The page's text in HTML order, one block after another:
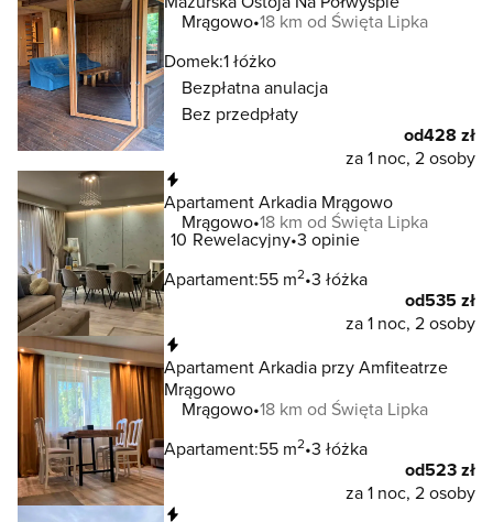
Mrągowo 18 km od Święta Lipka
Domek:1 łóżko
Bezpłatna anulacja
Bez przedpłaty
od428 zł
za 1 noc, 2 osoby
Apartament Arkadia Mrągowo
Mrągowo 18 km od Święta Lipka
10 Rewelacyjny 3 opinie
Apartament:55 m2 3 łóżka
od535 zł
za 1 noc, 2 osoby
Apartament Arkadia przy Amfiteatrze
Mrągowo
Mrągowo 18 km od Święta Lipka
Apartament:55 m2 3 łóżka
od523 zł
za 1 noc, 2 osoby